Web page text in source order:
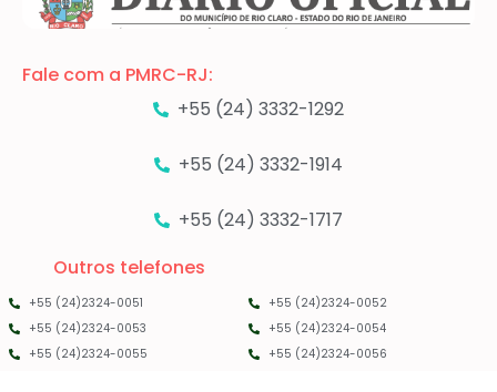
Fale com a PMRC-RJ:
+55 (24) 3332-1292
+55 (24) 3332-1914
+55 (24) 3332-1717
Outros telefones
+55 (24)2324-0051
+55 (24)2324-0052
+55 (24)2324-0053
+55 (24)2324-0054
+55 (24)2324-0055
+55 (24)2324-0056